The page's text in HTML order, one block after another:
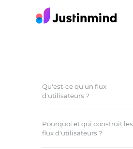
Qu'est-ce qu'un flux
d'utilisateurs ?
Pourquoi et qui construit les
flux d'utilisateurs ?